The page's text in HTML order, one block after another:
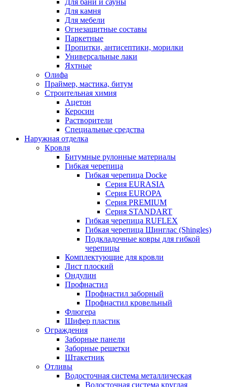
Для камня
Для мебели
Огнезащитные составы
Паркетные
Пропитки, антисептики, морилки
Универсальные лаки
Яхтные
Олифа
Праймер, мастика, битум
Строительная химия
Ацетон
Керосин
Растворители
Специальные средства
Наружная отделка
Кровля
Битумные рулонные материалы
Гибкая черепица
Гибкая черепица Docke
Серия EURASIA
Серия EUROPA
Серия PREMIUM
Серия STANDART
Гибкая черепица RUFLEX
Гибкая черепица Шинглас (Shingles)
Подкладочные ковры для гибкой
черепицы
Комплектующие для кровли
Лист плоский
Ондулин
Профнастил
Профнастил заборный
Профнастил кровельный
Флюгера
Шифер пластик
Ограждения
Заборные панели
Заборные решетки
Штакетник
Отливы
Водосточная система металлическая
Водосточная система круглая